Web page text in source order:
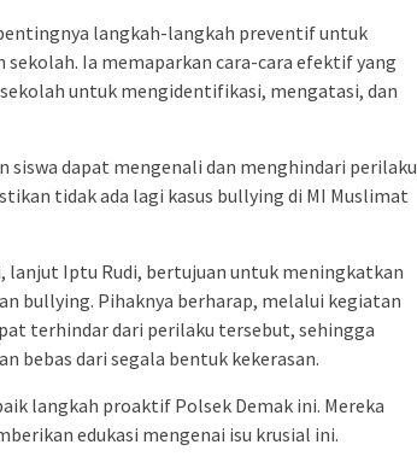
langkah-langkah preventif untuk
Ia memaparkan cara-cara efektif yang
untuk mengidentifikasi, mengatasi, dan
siswa dapat mengenali dan menghindari perilaku
tidak ada lagi kasus bullying di MI Muslimat
lanjut Iptu Rudi, bertujuan untuk meningkatkan
bullying. Pihaknya berharap, melalui kegiatan
terhindar dari perilaku tersebut, sehingga
bebas dari segala bentuk kekerasan.
langkah proaktif Polsek Demak ini. Mereka
edukasi mengenai isu krusial ini.